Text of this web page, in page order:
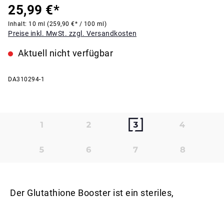
25,99 €*
Inhalt: 10 ml (259,90 €* / 100 ml)
Preise inkl. MwSt. zzgl. Versandkosten
Aktuell nicht verfügbar
DA310294-1
Der Glutathione Booster ist ein steriles,